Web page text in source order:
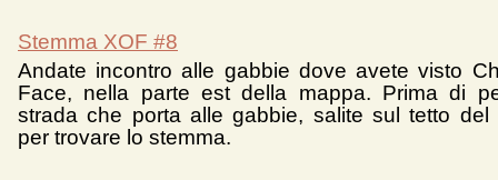
Stemma XOF #8
Andate incontro alle gabbie dove avete visto
Face, nella parte est della mappa. Prima di
strada che porta alle gabbie, salite sul tetto del
per trovare lo stemma.